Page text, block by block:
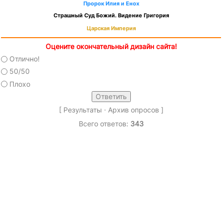
Пророк Илия и Енох
Страшный Суд Божий. Видение Григория
Царская Империя
Оцените окончательный дизайн сайта!
Отлично!
50/50
Плохо
[ Результаты · Архив опросов ]
Всего ответов: 343